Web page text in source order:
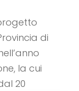
di
la cui
20